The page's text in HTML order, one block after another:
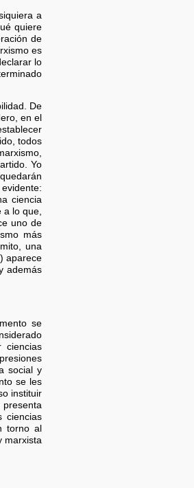
a
quiere
de
es
lo
De
en el
todos
Yo
ciencia
a lo que,
uno de
más
una
aparece
además
se
ciencias
social y
se les
instituir
presenta
ciencias
torno al
marxista